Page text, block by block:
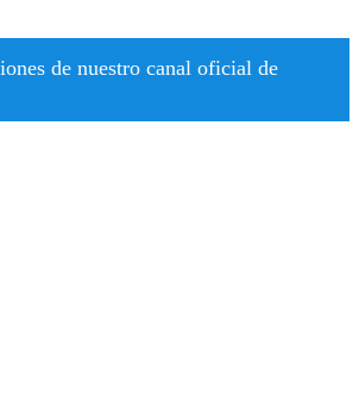
de nuestro canal oficial de